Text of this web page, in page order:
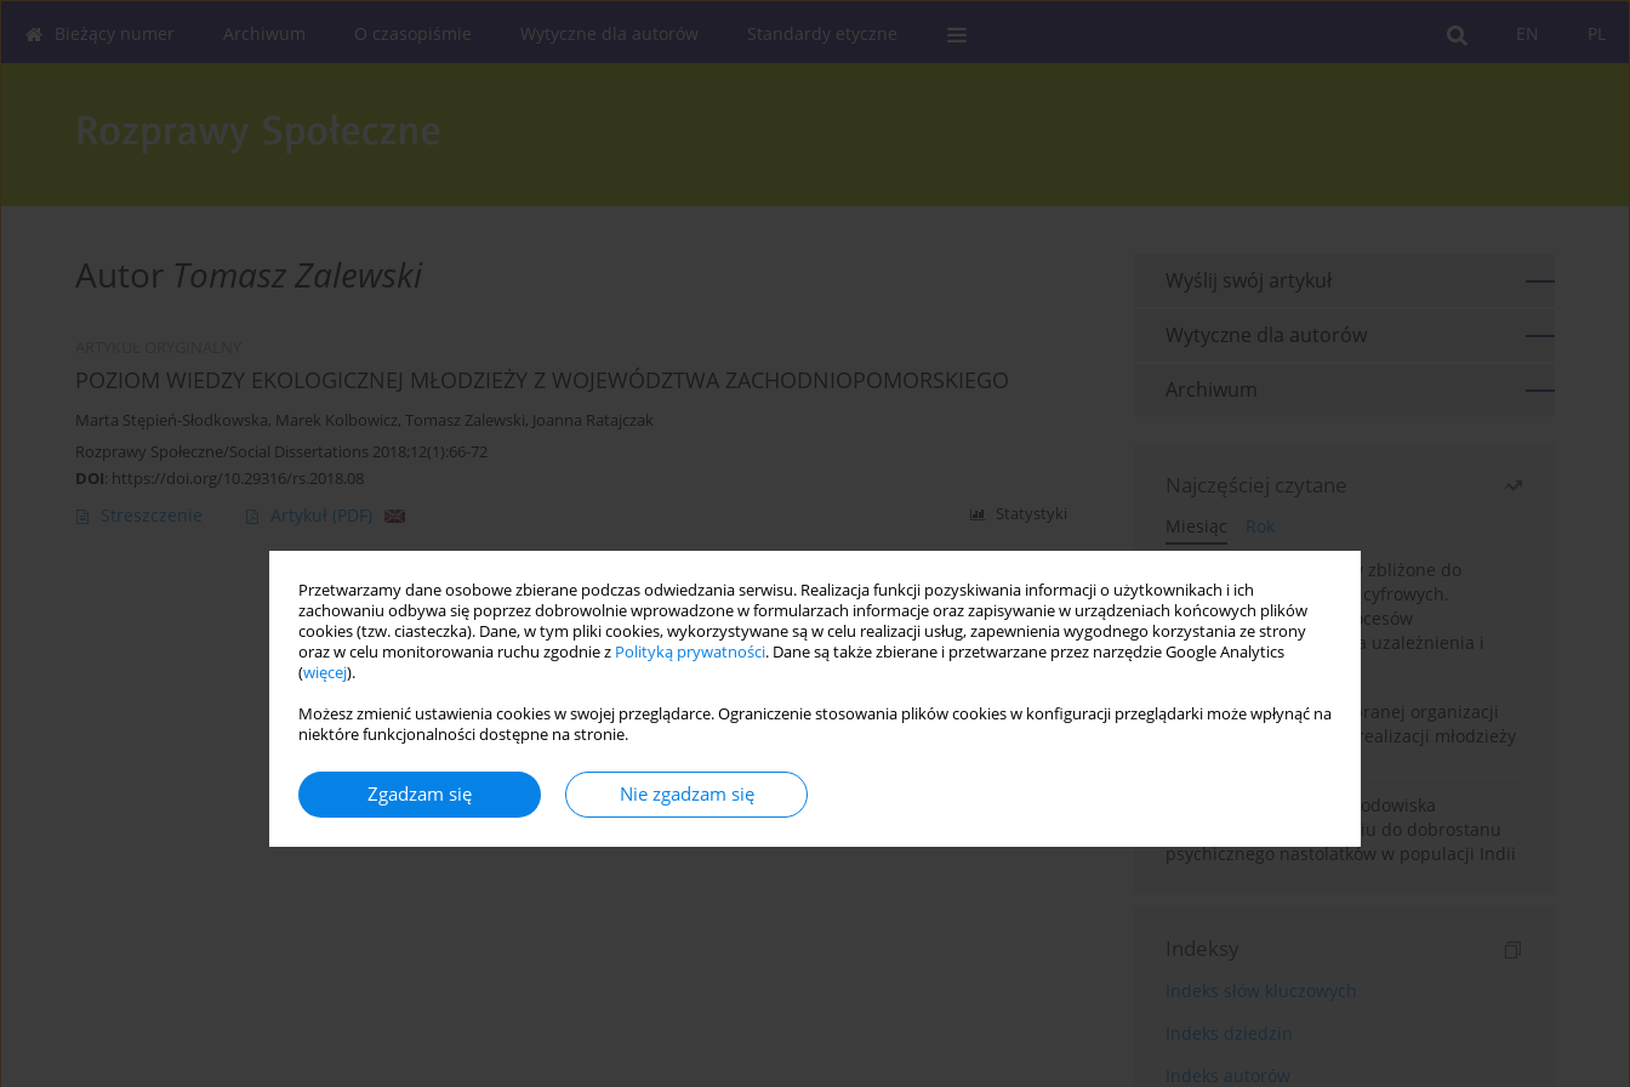
Przetwarzamy dane osobowe zbierane podczas odwiedzania serwisu. Realizacja funkcji pozyskiwania informacji o użytkownikach i ich
zachowaniu odbywa się poprzez dobrowolnie wprowadzone w formularzach informacje oraz zapisywanie w urządzeniach końcowych plików
cookies (tzw. ciasteczka). Dane, w tym pliki cookies, wykorzystywane są w celu realizacji usług, zapewnienia wygodnego korzystania ze strony
oraz w celu monitorowania ruchu zgodnie z Polityką prywatności. Dane są także zbierane i przetwarzane przez narzędzie Google Analytics
(więcej).
Możesz zmienić ustawienia cookies w swojej przeglądarce. Ograniczenie stosowania plików cookies w konfiguracji przeglądarki może wpłynąć na
niektóre funkcjonalności dostępne na stronie.
Zgadzam się Nie zgadzam się
PL
EN
Bieżący numer Archiwum O czasopiśmie Wytyczne dla autorów Standardy etyczne
Autor Tomasz Zalewski
POZIOM WIEDZY EKOLOGICZNEJ MŁODZIEŻY Z WOJEWÓDZTWA ZACHODNIOPOMORSKIEGO
Marta Stępień-Słodkowska, Marek Kolbowicz, Tomasz Zalewski, Joanna Ratajczak
Rozprawy Społeczne/Social Dissertations 2018;12(1):66-72
DOI: https://doi.org/10.29316/rs.2018.08
Streszczenie Artykuł (PDF) Statystyki
Wyślij swój artykuł
Wytyczne dla autorów
Archiwum
Najczęściej czytane
Miesiąc
Rok
Loot boxy – mechanizmy zbliżone do
hazardu ukryte w grach cyfrowych.
Narracyjny przegląd procesów
psychologicznych, ryzyka uzależnienia i
regulacji prawnych
Znaczenie wsparcia wybranej organizacji
pozarządowej dla samorealizacji młodzieży
Badanie osobowości i środowiska
rodzinnego w odniesieniu do dobrostanu
psychicznego nastolatków w populacji Indii
Indeksy
Indeks słów kluczowych
Indeks dziedzin
Indeks autorów